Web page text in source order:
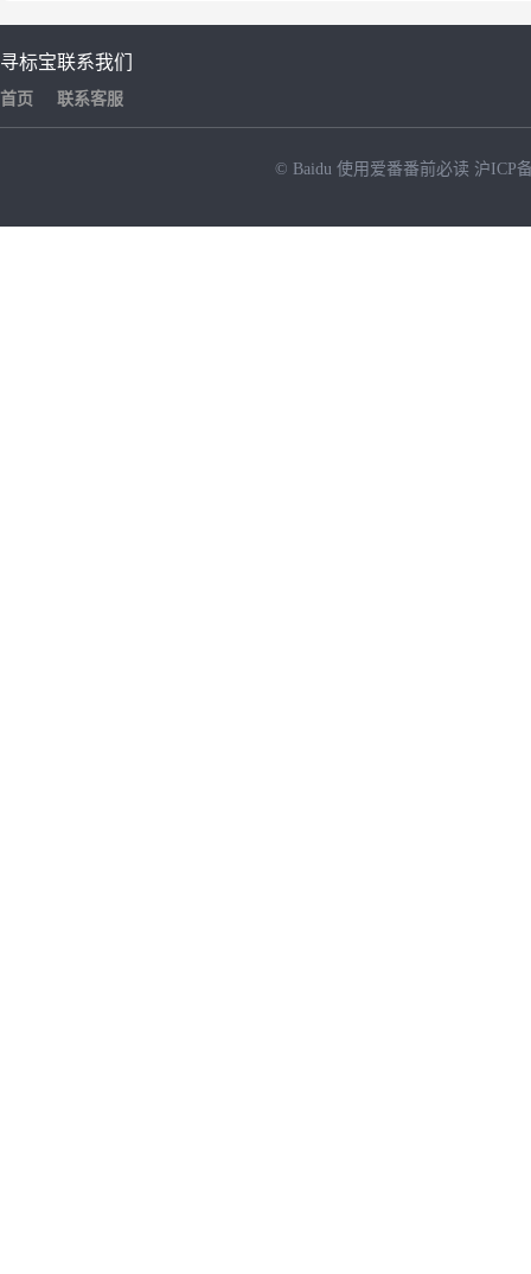
寻标宝
首页
联系我们
联系客服
© Baidu 使用爱番番前必读 沪ICP